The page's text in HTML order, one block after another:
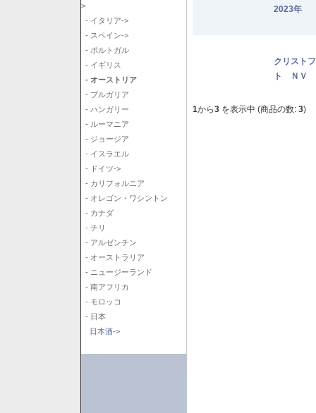
>
- イタリア->
- スペイン->
- ポルトガル
- イギリス
- オーストリア
- ブルガリア
- ハンガリー
- ルーマニア
- ジョージア
- イスラエル
- ドイツ->
- カリフォルニア
- オレゴン・ワシントン
- カナダ
- チリ
- アルゼンチン
- オーストラリア
- ニュージーランド
- 南アフリカ
- モロッコ
- 日本
日本酒->
2023年
クリスト
ト ＮＶ
1から3 を表示中 (商品の数: 3)